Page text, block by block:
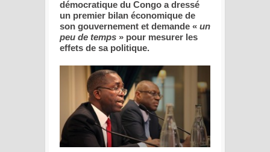
démocratique du Congo a dressé
un premier bilan économique de
son gouvernement et demande « un
peu de temps » pour mesurer les
effets de sa politique.